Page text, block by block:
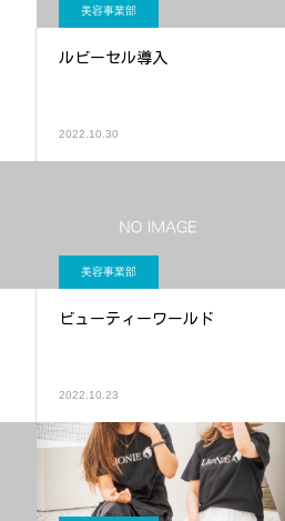
美容事業部
ルビーセル導入
2022.10.30
美容事業部
ビューティーワールド
2022.10.23